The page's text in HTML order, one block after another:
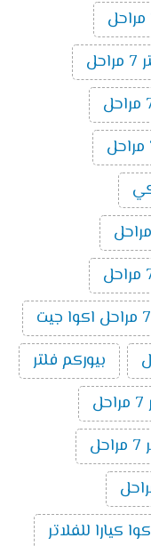
بيوركم فلتر
كيارا للفلاتر